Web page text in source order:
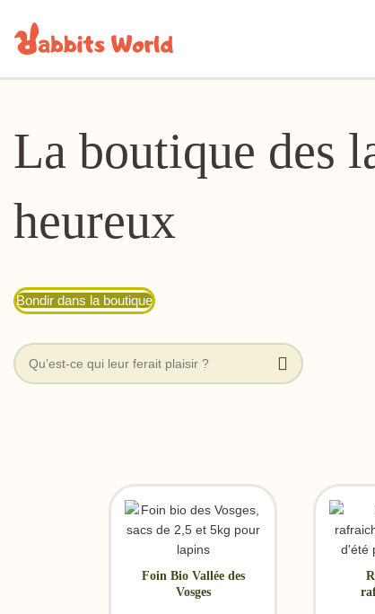
La boutique des
heureux
Bondir dans la boutique
Foin Bio Vallée des
Vosges